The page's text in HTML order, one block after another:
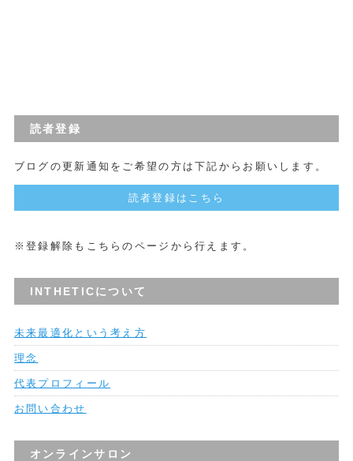
読者登録
ブログの更新通知をご希望の方は下記からお願いします。
読者登録はこちら
※登録解除もこちらのページから行えます。
INTHETICについて
未来最適化という考え方
理念
代表プロフィール
お問い合わせ
オンラインサロン